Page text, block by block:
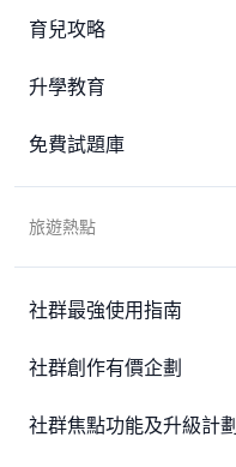
育兒攻略
升學教育
免費試題庫
旅遊熱點
社群最強使用指南
社群創作有價企劃
社群焦點功能及升級計劃